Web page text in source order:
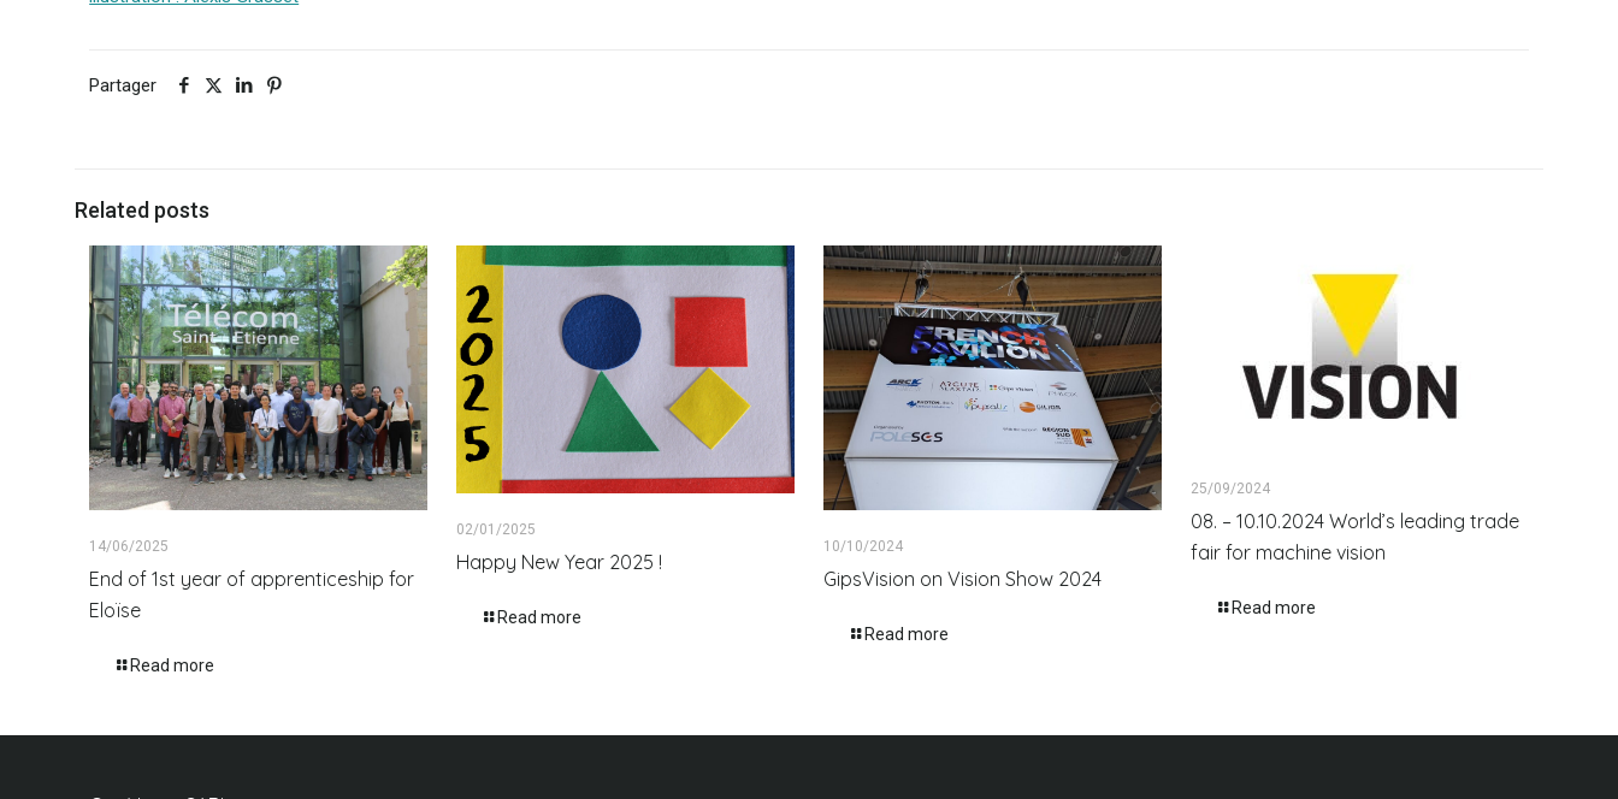
Partager
Related posts
14/06/2025
End of 1st year of apprenticeship for
Eloïse
Read more
02/01/2025
Happy New Year 2025 !
Read more
10/10/2024
GipsVision on Vision Show 2024
Read more
25/09/2024
08. – 10.10.2024 World’s leading trade
fair for machine vision
Read more